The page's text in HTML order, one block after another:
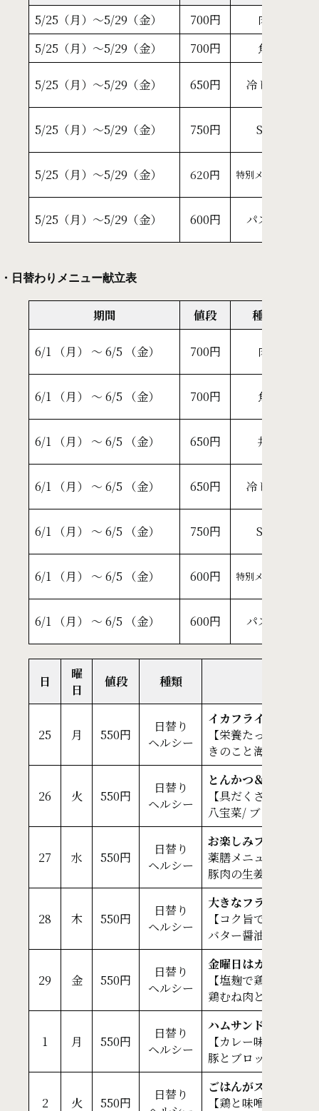
5/25（月）～5/29（金）
700円 肉
5/25（月）～5/29（金）
700円 魚
5/25（月）～5/29（金） 650円 冷し麺
5/25（月）～5/29（金） 750円 SP
5/25（月）～5/29（金） 620円 特別メニュー
5/25（月）～5/29（金） 600円 パスタ
・日替わりメニュー献立表
期間 値段 種類
6/1 （月） ～ 6/5 （金） 700円 肉
6/1 （月） ～ 6/5 （金） 700円 魚
6/1 （月） ～ 6/5 （金） 650円 丼
6/1 （月） ～ 6/5 （金） 650円 冷し麺
6/1 （月） ～ 6/5 （金） 750円 SP
6/1 （月） ～ 6/5 （金） 600円 特別メニュー
6/1 （月） ～ 6/5 （金） 600円 パスタ
日
曜
日
値段 種類
25 月 550円
日替り
ヘルシー
イカフライ＆鶏肉の
【栄養たっぷりき
きのこと海老の中華
26 火 550円
日替り
ヘルシー
とんかつ＆ホッケ塩
【具だくさんで食
八宝菜/ ブロッコリ
27 水 550円
日替り
ヘルシー
お楽しみフライ＆チ
薬膳メニュー【ご飯
豚肉の生姜焼き( 塩
28 木 550円
日替り
ヘルシー
大きなフライドチキ
【コク旨で美味し
バター醤油/ ブロッ
29 金 550円
日替り
ヘルシー
金曜日はカレーの日
【塩麹で鶏むねが
鶏むね肉と大葉の塩
1 月 550円
日替り
ヘルシー
ハムサンドフライ＆
【カレー味が食欲を
豚とブロッコリーの
2 火 550円
日替り
ごはんがススムサワ
【鶏と味噌の相性抜